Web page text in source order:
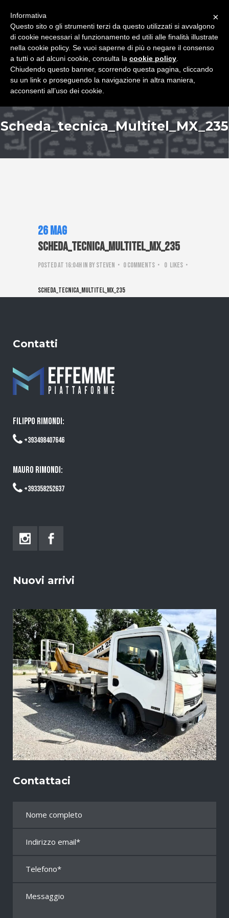
Scheda_tecnica_Multitel_MX_235
26 Mag
Scheda_tecnica_Multitel_MX_235
Posted at 16:04hin by steven 0 Comments 0 Likes
Scheda_tecnica_Multitel_MX_235
Contatti
FILIPPO RIMONDI:
+393498407646
MAURO RIMONDI:
+393358252637
Nuovi arrivi
Contattaci
×
Informativa
Questo sito o gli strumenti terzi da questo utilizzati si avvalgono
di cookie necessari al funzionamento ed utili alle finalità illustrate
nella cookie policy. Se vuoi saperne di più o negare il consenso
a tutti o ad alcuni cookie, consulta la cookie policy
Chiudendo questo banner, scorrendo questa pagina, cliccando
su un link o proseguendo la navigazione in altra maniera,
acconsenti all’uso dei cookie.